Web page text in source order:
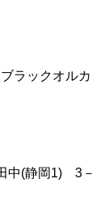
ブラックオ
中(静岡1) 3